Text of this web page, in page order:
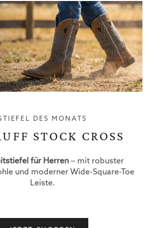
DES MONATS
STOCK CROSS
für Herren– mit robuster
und moderner Wide-Square-Toe
Leiste.